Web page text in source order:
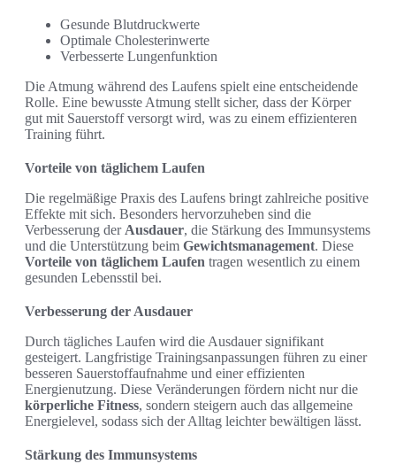
Gesunde Blutdruckwerte
Optimale Cholesterinwerte
Verbesserte Lungenfunktion
Die Atmung während des Laufens spielt eine entscheidende
Rolle. Eine bewusste Atmung stellt sicher, dass der Körper
gut mit Sauerstoff versorgt wird, was zu einem effizienteren
Training führt.
Vorteile von täglichem Laufen
Die regelmäßige Praxis des Laufens bringt zahlreiche positive
Effekte mit sich. Besonders hervorzuheben sind die
Verbesserung der Ausdauer, die Stärkung des Immunsystems
und die Unterstützung beim Gewichtsmanagement. Diese
Vorteile von täglichem Laufen tragen wesentlich zu einem
gesunden Lebensstil bei.
Verbesserung der Ausdauer
Durch tägliches Laufen wird die Ausdauer signifikant
gesteigert. Langfristige Trainingsanpassungen führen zu einer
besseren Sauerstoffaufnahme und einer effizienten
Energienutzung. Diese Veränderungen fördern nicht nur die
körperliche Fitness, sondern steigern auch das allgemeine
Energielevel, sodass sich der Alltag leichter bewältigen lässt.
Stärkung des Immunsystems